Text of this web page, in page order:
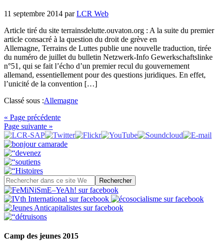
11 septembre 2014 parLCR Web
Article tiré du site terrainsdelutte.ouvaton.org : A la suite du premier
article consacré à la question du droit de grève en
Allemagne, Terrains de Luttes publie une nouvelle traduction, tirée
du numéro de juillet du bulletin Netzwerk-Info Gewerkschaftslinke
n°51, qui se fait l’écho d’un premier recul du gouvernement
allemand, essentiellement pour des questions juridiques. En effet,
l’unicité de la convention […]
Classé sous :Allemagne
« Page précédente
Page suivante »
Camp des jeunes 2015